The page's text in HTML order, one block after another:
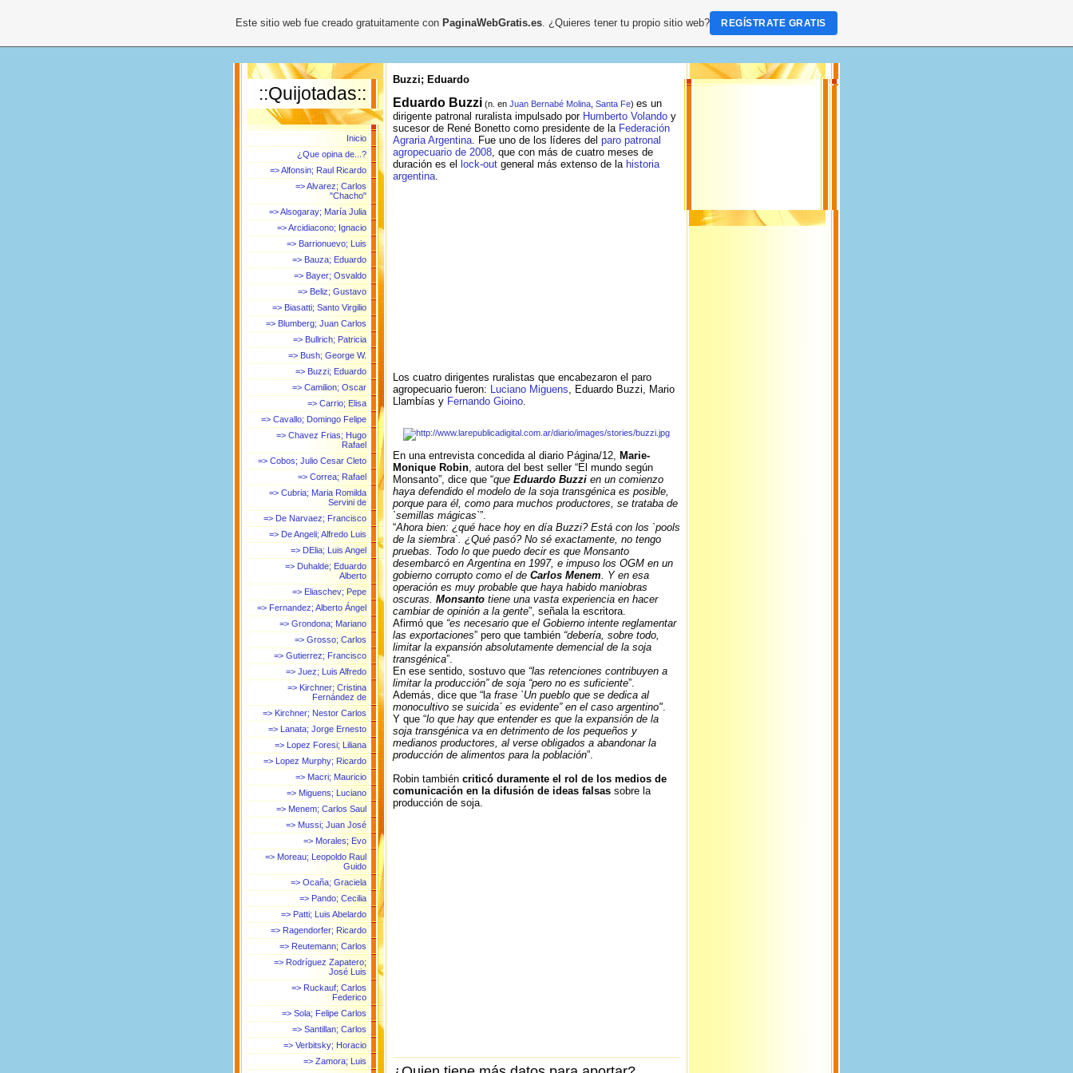
::Quijotadas::
Inicio
¿Que opina de...?
=> Alfonsin; Raul Ricardo
=> Alvarez; Carlos
"Chacho"
=> Alsogaray; María Julia
=> Arcidiacono; Ignacio
=> Barrionuevo; Luis
=> Bauza; Eduardo
=> Bayer; Osvaldo
=> Beliz; Gustavo
=> Biasatti; Santo Virgilio
=> Blumberg; Juan Carlos
=> Bullrich; Patricia
=> Bush; George W.
=> Buzzi; Eduardo
=> Camilion; Oscar
=> Carrio; Elisa
=> Cavallo; Domingo Felipe
=> Chavez Frias; Hugo
Rafael
=> Cobos; Julio Cesar Cleto
=> Correa; Rafael
=> Cubria; Maria Romilda
Servini de
=> De Narvaez; Francisco
=> De Angeli; Alfredo Luis
=> DElia; Luis Angel
=> Duhalde; Eduardo
Alberto
=> Eliaschev; Pepe
=> Fernandez; Alberto Ángel
=> Grondona; Mariano
=> Grosso; Carlos
=> Gutierrez; Francisco
=> Juez; Luis Alfredo
=> Kirchner; Cristina
Fernández de
=> Kirchner; Nestor Carlos
=> Lanata; Jorge Ernesto
=> Lopez Foresi; Liliana
=> Lopez Murphy; Ricardo
=> Macri; Mauricio
=> Miguens; Luciano
=> Menem; Carlos Saul
=> Mussi; Juan José
=> Morales; Evo
=> Moreau; Leopoldo Raul
Guido
=> Ocaña; Graciela
=> Pando; Cecilia
=> Patti; Luis Abelardo
=> Ragendorfer; Ricardo
=> Reutemann; Carlos
=> Rodríguez Zapatero;
José Luis
=> Ruckauf; Carlos
Federico
=> Sola; Felipe Carlos
=> Santillan; Carlos
=> Verbitsky; Horacio
=> Zamora; Luis
Buzzi; Eduardo
Eduardo Buzzi (n. en Juan Bernabé Molina Santa Fe) es un
dirigente patronal ruralista impulsado por Humberto Volando y
sucesor de René Bonetto como presidente de la Federación
Agraria Argentina . Fue uno de los líderes del paro patronal
agropecuario de 2008 , que con más de cuatro meses de
duración es el lock-out general más extenso de la historia
argentina
Los cuatro dirigentes ruralistas que encabezaron el paro
agropecuario fueron: Luciano Miguens , Eduardo Buzzi, Mario
Llambías y Fernando Gioino
En una entrevista concedida al diario Página/12, Marie-
Monique Robin , autora del best seller “El mundo según
Monsanto”, dice que “que Eduardo Buzzi en un comienzo
haya defendido el modelo de la soja transgénica es posible,
porque para él, como para muchos productores, se trataba de
`semillas mágicas`”.
“Ahora bien: ¿qué hace hoy en día Buzzi? Está con los `pools
de la siembra`. ¿Qué pasó? No sé exactamente, no tengo
pruebas. Todo lo que puedo decir es que Monsanto
desembarcó en Argentina en 1997, e impuso los OGM en un
gobierno corrupto como el de Carlos Menem . Y en esa
operación es muy probable que haya habido maniobras
oscuras. Monsanto tiene una vasta experiencia en hacer
cambiar de opinión a la gente”, señala la escritora.
Afirmó que “es necesario que el Gobierno intente reglamentar
las exportaciones” pero que también “debería, sobre todo,
limitar la expansión absolutamente demencial de la soja
transgénica”.
En ese sentido, sostuvo que “las retenciones contribuyen a
limitar la producción” de soja “pero no es suficiente”.
Además, dice que “la frase `Un pueblo que se dedica al
monocultivo se suicida´ es evidente” en el caso argentino"
Y que “lo que hay que entender es que la expansión de la
soja transgénica va en detrimento de los pequeños y
medianos productores, al verse obligados a abandonar la
producción de alimentos para la población”.
Robin también criticó duramente el rol de los medios de
comunicación en la difusión de ideas falsas sobre la
producción de soja.
Este sitio web fue creado gratuitamente con PaginaWebGratis.es. ¿Quieres tener tu propio sitio web? REGÍSTRATE GRATIS